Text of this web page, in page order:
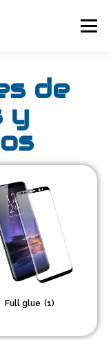
Menú
FUNDAS
de
y
Full glue (1)